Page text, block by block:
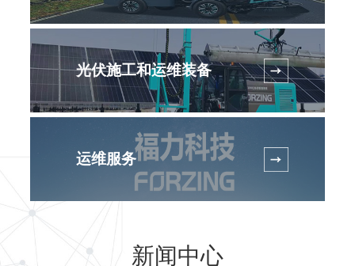
光伏施工和运维装备
运维服务
新闻中心